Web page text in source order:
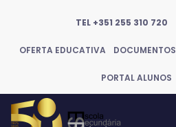
TEL +351 255 310 720
OFERTA EDUCATIVA DOCUMENTOS
PORTAL ALUNOS